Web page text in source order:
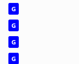
G
G
G
G